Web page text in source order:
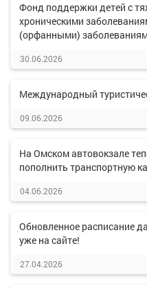
Фонд поддержки детей с
хроническими
(орфанными)
30.06.2026
Международный
09.06.2026
На Омском автовокзале
пополнить транспортную
04.06.2026
Обновленное расписание
уже на сайте!
27.04.2026